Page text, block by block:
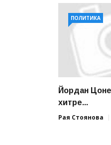
ПОЛИТИКА
Йордан
хитре...
Рая Стоянова